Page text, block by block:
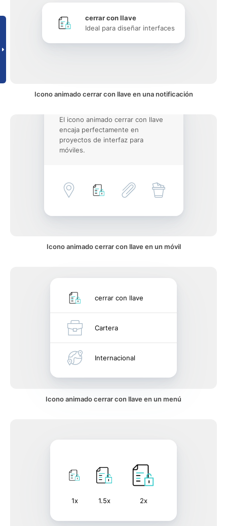
cerrar con llave
Ideal para diseñar interfaces
Icono animado cerrar con llave en una notificación
El icono animado cerrar con llave
encaja perfectamente en
proyectos de interfaz para
móviles.
Icono animado cerrar con llave en un móvil
cerrar con llave
Cartera
Internacional
Icono animado cerrar con llave en un menú
1x 1.5x 2x